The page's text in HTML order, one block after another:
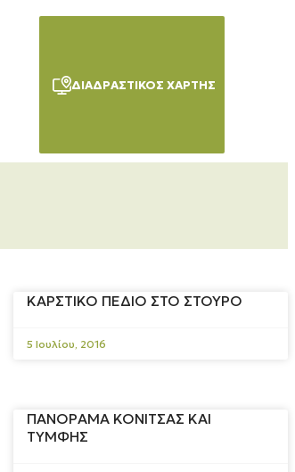
ΔΙΑΔΡΑΣΤΙΚΌΣ ΧΆΡΤΗΣ
ΚΑΡΣΤΙΚΟ ΠΕΔΙΟ ΣΤΟ ΣΤΟΥΡΟ
5 Ιουλίου, 2016
ΠΑΝΟΡΑΜΑ ΚΟΝΙΤΣΑΣ ΚΑΙ
ΤΥΜΦΗΣ